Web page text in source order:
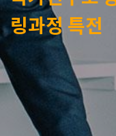
링과정 특전